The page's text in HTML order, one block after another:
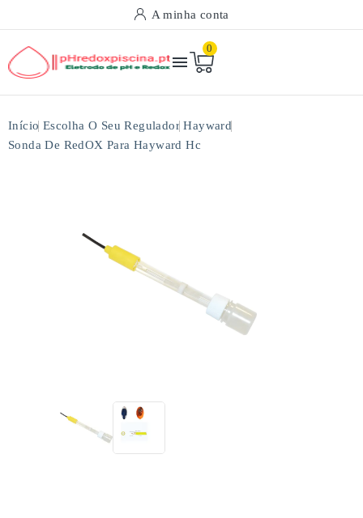
A minha conta

0
Início Escolha O Seu Regulador Hayward
Sonda De RedOX Para Hayward Hc